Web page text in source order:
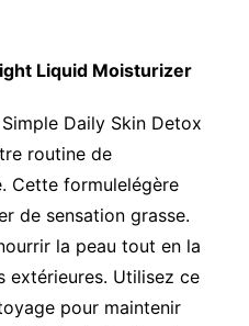
Liquid Moisturizer
Daily Skin Detox
routine de
Cette formulelégère
de sensation grasse.
la peau tout en la
extérieures. Utilisez ce
pour maintenir